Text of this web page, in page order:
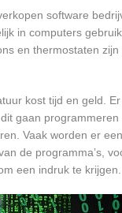
software
in computers
en thermostaten
kost tijd en geld.
gaan
Vaak worden er
de programma’s,
een indruk te krijgen.